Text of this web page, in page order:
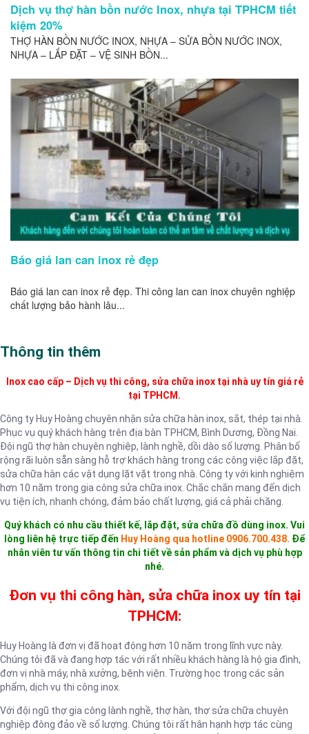
Dịch vụ thợ hàn bồn nước Inox, nhựa tại TPHCM tiết
kiệm 20%
THỢ HÀN BỒN NƯỚC INOX, NHỰA – SỬA BỒN NƯỚC INOX,
NHỰA – LẮP ĐẶT – VỆ SINH BỒN...
Báo giá lan can inox rẻ đẹp
Báo giá lan can inox rẻ đẹp. Thi công lan can inox chuyên nghiệp
chất lượng bảo hành lâu...
Thông tin thêm
Inox cao cấp – Dịch vụ thi công, sửa chữa inox tại nhà uy tín giá rẻ
tại TPHCM.
Công ty Huy Hoàng chuyên nhận sửa chữa hàn inox, sắt, thép tại nhà.
Phục vụ quý khách hàng trên địa bàn TPHCM, Bình Dương, Đồng Nai.
Đội ngũ thợ hàn chuyên nghiệp, lành nghề, dồi dào số lượng. Phân bố
rộng rãi luôn sẵn sàng hỗ trợ khách hàng trong các công việc lắp đặt,
sửa chữa hàn các vật dụng lặt vặt trong nhà. Công ty với kinh nghiệm
hơn 10 năm trong gia công sửa chữa inox. Chắc chắn mang đến dịch
vụ tiện ích, nhanh chóng, đảm bảo chất lượng, giá cả phải chăng.
Quý khách có nhu cầu thiết kế, lắp đặt, sửa chữa đồ dùng inox. Vui
lòng liên hệ trực tiếp đến Huy Hoàng qua hotline 0906.700.438. Để
nhân viên tư vấn thông tin chi tiết về sản phẩm và dịch vụ phù hợp
nhé.
Đơn vụ thi công hàn, sửa chữa inox uy tín tại
TPHCM:
Huy Hoàng là đơn vị đã hoạt động hơn 10 năm trong lĩnh vực này.
Chúng tôi đã và đang hợp tác với rất nhiều khách hàng là hộ gia đình,
đơn vị nhà máy, nhà xưởng, bệnh viện. Trường học trong các sản
phẩm, dịch vụ thi công inox.
Với đội ngũ thợ gia công lành nghề, thợ hàn, thợ sửa chữa chuyên
nghiệp đông đảo về số lượng. Chúng tôi rất hân hạnh hợp tác cùng